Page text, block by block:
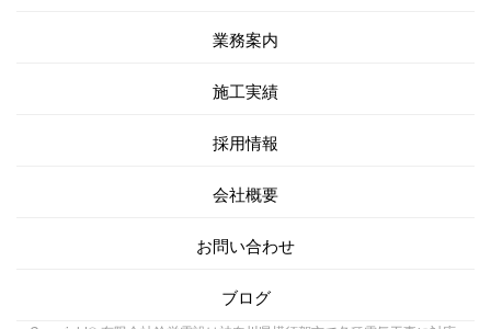
業務案内
施工実績
採用情報
会社概要
お問い合わせ
ブログ